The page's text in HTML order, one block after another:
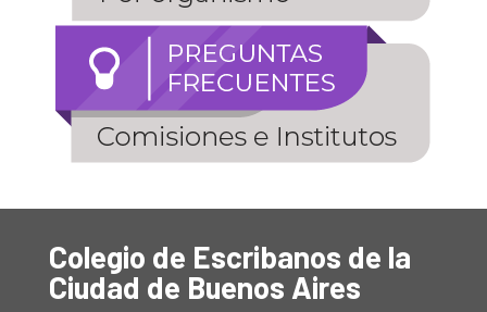
Colegio de Escribanos de la
Ciudad de Buenos Aires